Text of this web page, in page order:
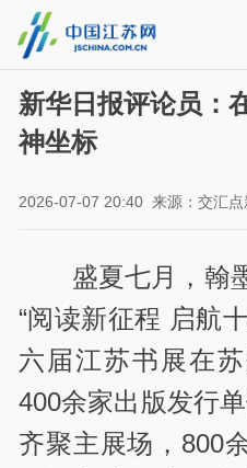
新华日报评论员：
神坐标
2026-07-07 20:40 来源：交汇点
盛夏七月，翰
“阅读新征程 启航
六届江苏书展在
400余家出版发行
齐聚主展场，800